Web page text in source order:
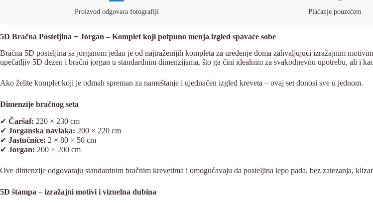
Proizvod odgovara fotografiji Plaćanje pouzećem
5D Bračna Posteljina + Jorgan – Komplet koji potpuno menja izgled spavaće sobe
Bračna 5D posteljina sa jorganom jedan je od najtraženijih kompleta za uređenje doma zahvaljujući izražajnim
upečatljiv 5D dezen i bračni jorgan u standardnim dimenzijama, što ga čini idealnim za svakodnevnu upotrebu, ali i
Ako želite komplet koji je odmah spreman za nameštanje i ujednačen izgled kreveta – ovaj set donosi sve u jednom.
Dimenzije bračnog seta
✔ Čaršaf: 220 × 230 cm
✔ Jorganska navlaka: 200 × 220 cm
✔ Jastučnice: 2 × 80 × 50 cm
✔ Jorgan: 200 × 200 cm
Ove dimenzije odgovaraju standardnim bračnim krevetima i omogućavaju da posteljina lepo pada, bez zatezanja,
5D štampa – izražajni motivi i vizuelna dubina